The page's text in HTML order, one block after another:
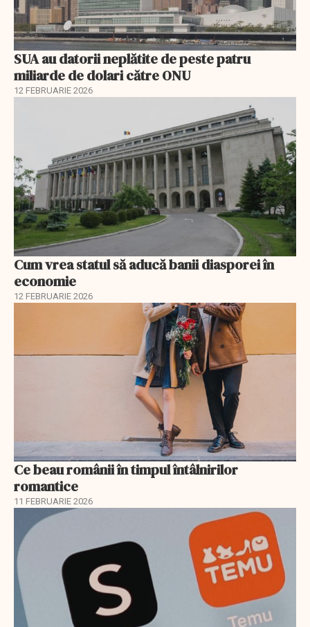
SUA au datorii neplătite de peste patru
miliarde de dolari către ONU
12 FEBRUARIE 2026
Cum vrea statul să aducă banii diasporei în
economie
12 FEBRUARIE 2026
Ce beau românii în timpul întâlnirilor
romantice
11 FEBRUARIE 2026